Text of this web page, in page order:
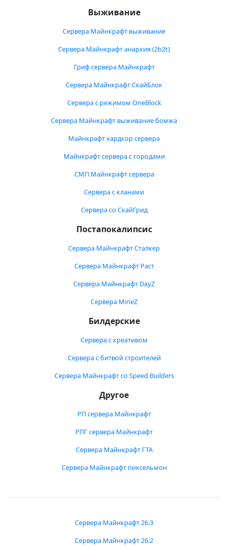
Выживание
Сервера Майнкрафт выживание
Сервера Майнкрафт анархия (2b2t)
Гриф сервера Майнкрафт
Сервера Майнкрафт СкайБлок
Сервера с режимом OneBlock
Сервера Майнкрафт выживание бомжа
Майнкрафт хардкор сервера
Майнкрафт сервера с городами
СМП Майнкрафт сервера
Сервера с кланами
Сервера со СкайГрид
Постапокалипсис
Сервера Майнкрафт Сталкер
Сервера Майнкрафт Раст
Сервера Майнкрафт DayZ
Сервера MineZ
Билдерские
Сервера с креативом
Сервера с битвой строителей
Сервера Майнкрафт со Speed Builders
Другое
РП сервера Майнкрафт
РПГ сервера Майнкрафт
Сервера Майнкрафт ГТА
Сервера Майнкрафт пиксельмон
Сервера Майнкрафт 26.3
Сервера Майнкрафт 26.2